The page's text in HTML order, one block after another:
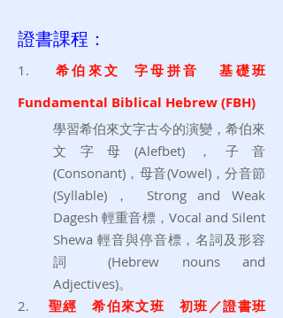
證書課程：
1.
希伯來文 字母拼音 基礎班
Fundamental Biblical Hebrew (FBH)
學習希伯來文字古今的演變，希伯來
文字母(Alefbet)，子音
(Consonant)，母音(Vowel)，分音節
(Syllable)， Strong and Weak
Dagesh 輕重音標，Vocal and Silent
Shewa 輕音與停音標，名詞及形容
詞 (Hebrew nouns and
Adjectives)。
2.
聖經 希伯來文班 初班／證書班